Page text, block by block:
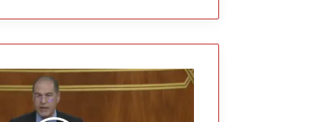
خالد
سفير